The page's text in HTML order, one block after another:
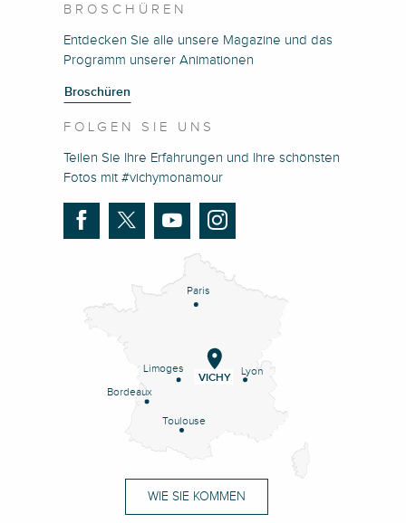
BROSCHÜREN
Entdecken Sie alle unsere Magazine und das
Programm unserer Animationen
Broschüren
FOLGEN SIE UNS
Teilen Sie Ihre Erfahrungen und Ihre schönsten
Fotos mit #vichymonamour
Paris
Lyon
Limoges
Bordeaux
Toulouse
VICHY
WIE SIE KOMMEN